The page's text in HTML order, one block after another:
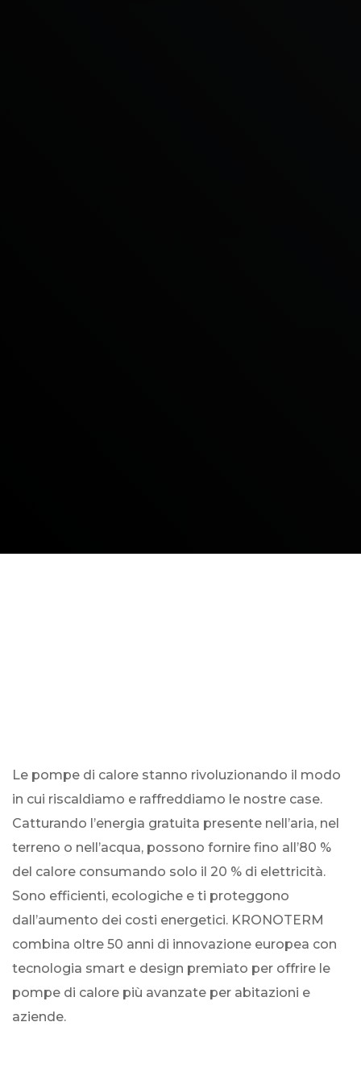
Le pompe di calore stanno rivoluzionando il modo
in cui riscaldiamo e raffreddiamo le nostre case.
Catturando l’energia gratuita presente nell’aria, nel
terreno o nell’acqua, possono fornire fino all’80 %
del calore consumando solo il 20 % di elettricità.
Sono efficienti, ecologiche e ti proteggono
dall’aumento dei costi energetici. KRONOTERM
combina oltre 50 anni di innovazione europea con
tecnologia smart e design premiato per offrire le
pompe di calore più avanzate per abitazioni e
aziende.